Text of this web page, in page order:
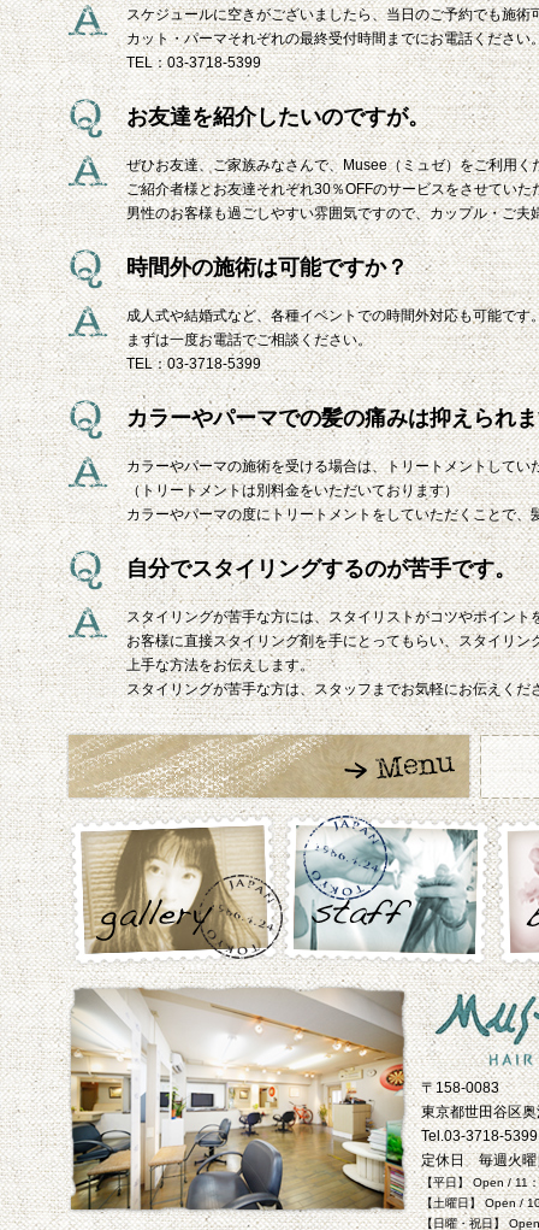
スケジュールに空きがございましたら、当日のご予約でも施術
カット・パーマそれぞれの最終受付時間までにお電話ください
TEL：03-3718-5399
お友達を紹介したいのですが。
ぜひお友達、ご家族みなさんで、Musee（ミュゼ）をご利用く
ご紹介者様とお友達それぞれ30％OFFのサービスをさせていた
男性のお客様も過ごしやすい雰囲気ですので、カップル・ご夫
時間外の施術は可能ですか？
成人式や結婚式など、各種イベントでの時間外対応も可能です
まずは一度お電話でご相談ください。
TEL：03-3718-5399
カラーやパーマでの髪の痛みは抑えられ
カラーやパーマの施術を受ける場合は、トリートメントしてい
（トリートメントは別料金をいただいております）
カラーやパーマの度にトリートメントをしていただくことで
自分でスタイリングするのが苦手です。
スタイリングが苦手な方には、スタイリストがコツやポイント
お客様に直接スタイリング剤を手にとってもらい、スタイリ
上手な方法をお伝えします。
スタイリングが苦手な方は、スタッフまでお気軽にお伝えくだ
〒158-0083
東京都世田谷区
Tel.03-3718-5399
定休日 毎週火曜
【平日】 Open / 11
【土曜日】 Open /
【日曜・祝日】